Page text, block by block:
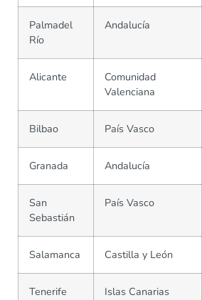
Palmadel
Río
Andalucía
Alicante
Comunidad
Valenciana
Bilbao País Vasco
Granada Andalucía
San
Sebastián
País Vasco
Salamanca Castilla y León
Tenerife Islas Canarias